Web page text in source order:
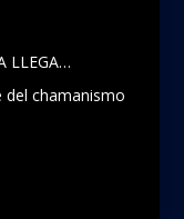
LLEGA…
del chamanismo